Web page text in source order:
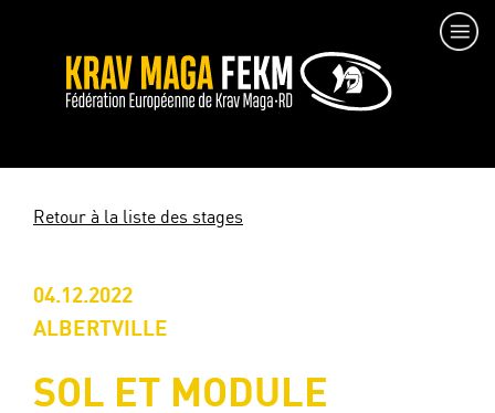
Retour à la liste des stages
04.12.2022
ALBERTVILLE
SOL ET MODULE